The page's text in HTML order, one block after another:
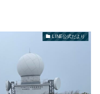
LINE公式だより